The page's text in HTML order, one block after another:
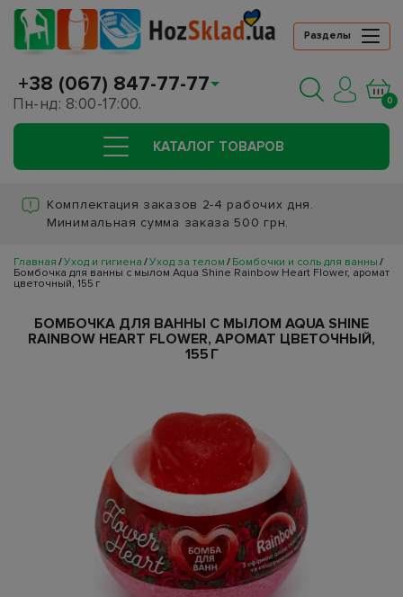
Разделы
+38 (067) 847-77-77
Пн-нд: 8:00-17:00. 0
КАТАЛОГ ТОВАРОВ
Комплектация заказов 2-4 рабочих дня.
Минимальная сумма заказа 500 грн.
Главная Уход и гигиена Уход за телом
Бомбочки и соль для ванны
Бомбочка для ванны с мылом Aqua Shine Rainbow Heart Flower, аромат
цветочный, 155 г
БОМБОЧКА ДЛЯ ВАННЫ С МЫЛОМ AQUA SHINE
RAINBOW HEART FLOWER, АРОМАТ ЦВЕТОЧНЫЙ,
155 Г